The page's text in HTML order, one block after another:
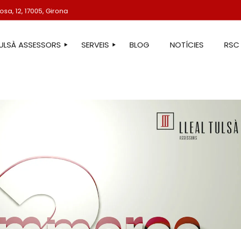
12, 17005, Girona
ASSESSORS SERVEIS
ASSESSORIA COMPTABLE
ASSESSORIA JURÍDICA
ASSESSORIA EN ESTRANGERIA
PROTECCIÓ DE DADES
SERVEIS IMMOBILIARIS
BLOG NOTÍCIES RSC